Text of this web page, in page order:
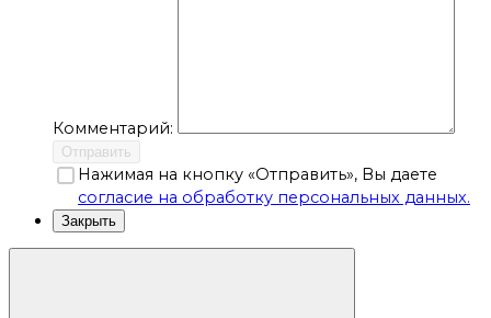
Комментарий:
Отправить
Нажимая на кнопку «Отправить», Вы даете
согласие на обработку персональных данных.
Закрыть